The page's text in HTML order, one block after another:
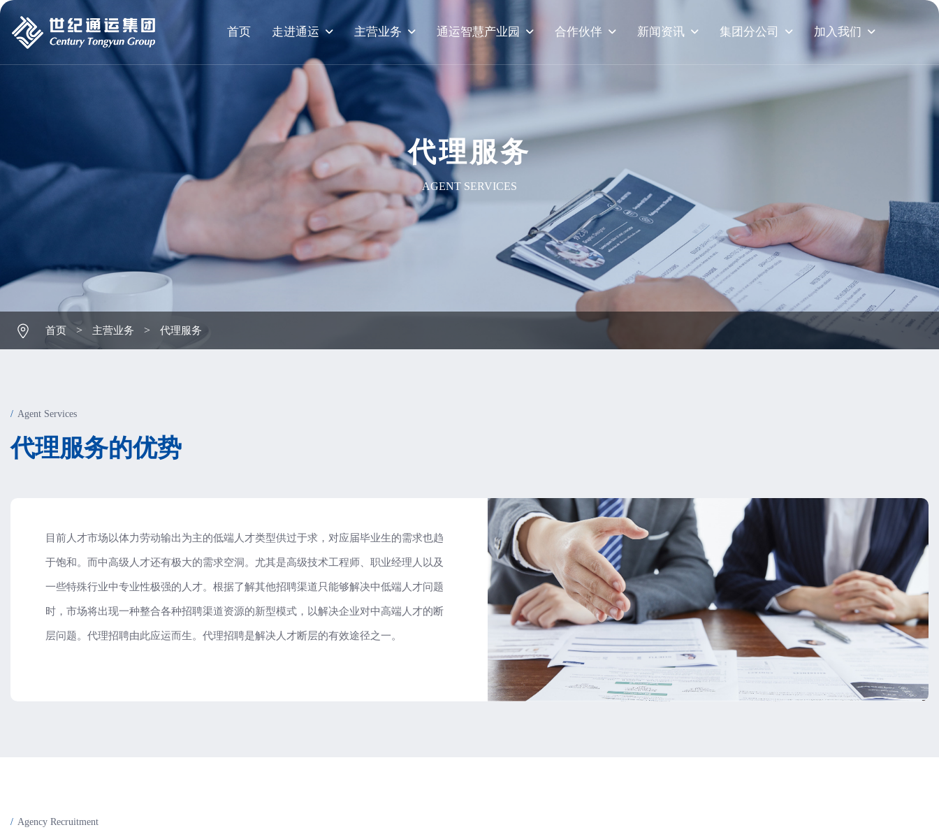
首页 走进通运 主营业务 通运智慧产业园 合作伙伴 新闻资讯 集团分公司 加入我们
代理服务
AGENT SERVICES
首页 > 主营业务 > 代理服务
Agent Services
代理服务的优势
目前人才市场以体力劳动输出为主的低端人才类型供过于求，对应届毕业生的需求也趋
于饱和。而中高级人才还有极大的需求空洞。尤其是高级技术工程师、职业经理人以及
一些特殊行业中专业性极强的人才。根据了解其他招聘渠道只能够解决中低端人才问题
时，市场将出现一种整合各种招聘渠道资源的新型模式，以解决企业对中高端人才的断
层问题。代理招聘由此应运而生。代理招聘是解决人才断层的有效途径之一。
Agency Recruitment